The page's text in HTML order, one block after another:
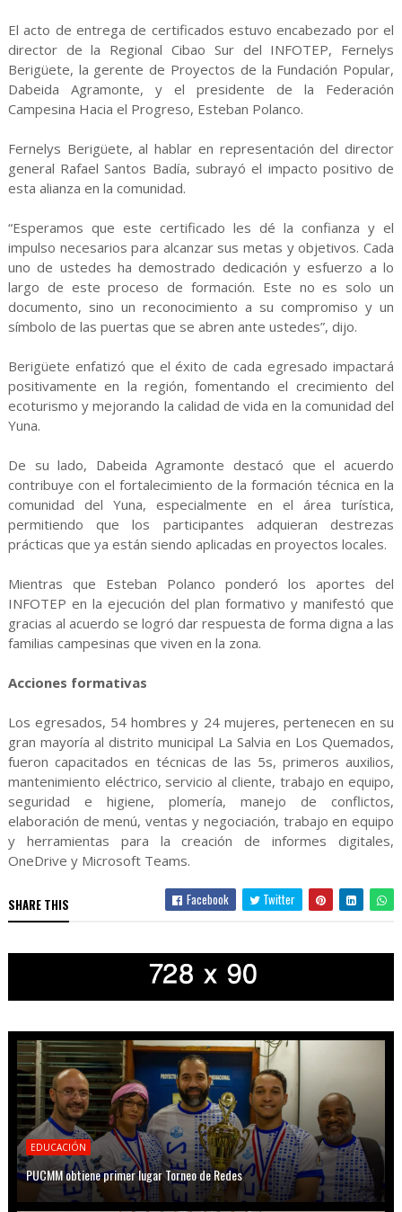
El acto de entrega de certificados estuvo encabezado por el
director de la Regional Cibao Sur del INFOTEP, Fernelys
Berigüete, la gerente de Proyectos de la Fundación Popular,
Dabeida Agramonte, y el presidente de la Federación
Campesina Hacia el Progreso, Esteban Polanco.
Fernelys Berigüete, al hablar en representación del director
general Rafael Santos Badía, subrayó el impacto positivo de
esta alianza en la comunidad.
“Esperamos que este certificado les dé la confianza y el
impulso necesarios para alcanzar sus metas y objetivos. Cada
uno de ustedes ha demostrado dedicación y esfuerzo a lo
largo de este proceso de formación. Este no es solo un
documento, sino un reconocimiento a su compromiso y un
símbolo de las puertas que se abren ante ustedes”, dijo.
Berigüete enfatizó que el éxito de cada egresado impactará
positivamente en la región, fomentando el crecimiento del
ecoturismo y mejorando la calidad de vida en la comunidad del
Yuna.
De su lado, Dabeida Agramonte destacó que el acuerdo
contribuye con el fortalecimiento de la formación técnica en la
comunidad del Yuna, especialmente en el área turística,
permitiendo que los participantes adquieran destrezas
prácticas que ya están siendo aplicadas en proyectos locales.
Mientras que Esteban Polanco ponderó los aportes del
INFOTEP en la ejecución del plan formativo y manifestó que
gracias al acuerdo se logró dar respuesta de forma digna a las
familias campesinas que viven en la zona.
Acciones formativas
Los egresados, 54 hombres y 24 mujeres, pertenecen en su
gran mayoría al distrito municipal La Salvia en Los Quemados,
fueron capacitados en técnicas de las 5s, primeros auxilios,
mantenimiento eléctrico, servicio al cliente, trabajo en equipo,
seguridad e higiene, plomería, manejo de conflictos,
elaboración de menú, ventas y negociación, trabajo en equipo
y herramientas para la creación de informes digitales,
OneDrive y Microsoft Teams.
SHARE THIS Facebook Twitter
EDUCACIÓN
PUCMM obtiene primer lugar Torneo de Redes